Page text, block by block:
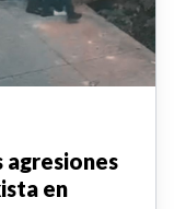
agresiones
en